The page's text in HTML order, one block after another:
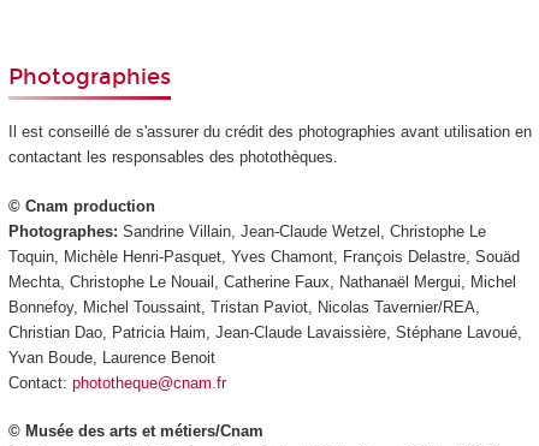
Photographies
Il est conseillé de s'assurer du crédit des photographies avant utilisation en
contactant les responsables des photothèques.
© Cnam production
Photographes: Sandrine Villain, Jean-Claude Wetzel, Christophe Le
Toquin, Michèle Henri-Pasquet, Yves Chamont, François Delastre, Souäd
Mechta, Christophe Le Nouail, Catherine Faux, Nathanaël Mergui, Michel
Bonnefoy, Michel Toussaint, Tristan Paviot, Nicolas Tavernier/REA,
Christian Dao, Patricia Haim, Jean-Claude Lavaissière, Stéphane Lavoué,
Yvan Boude, Laurence Benoit
Contact: phototheque@cnam.fr
© Musée des arts et métiers/Cnam